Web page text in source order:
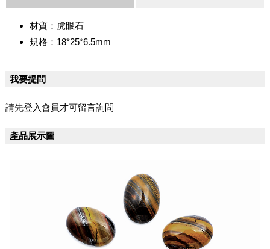
材質：虎眼石
規格：18*25*6.5mm
我要提問
請先登入會員才可留言詢問
產品展示圖